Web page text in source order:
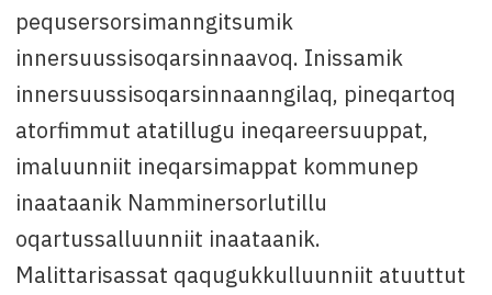
pequsersorsimanngitsumik
innersuussisoqarsinnaavoq. Inissamik
innersuussisoqarsinnaanngilaq, pineqartoq
atorfimmut atatillugu ineqareersuuppat,
imaluunniit ineqarsimappat kommunep
inaataanik Namminersorlutillu
oqartussalluunniit inaataanik.
Malittarisassat qaqugukkulluunniit atuuttut